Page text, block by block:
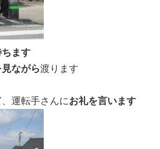
ます
ながら渡ります
、運転手さんにお礼を言います